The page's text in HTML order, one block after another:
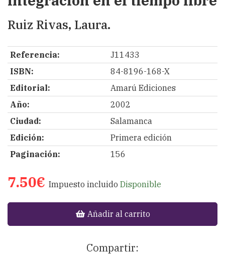
Ruiz Rivas, Laura.
Referencia:
J11433
ISBN:
84-8196-168-X
Editorial:
Amarú Ediciones
Año:
2002
Ciudad:
Salamanca
Edición:
Primera edición
Paginación:
156
7.50€ Impuesto incluido Disponible
Añadir al carrito
Compartir: